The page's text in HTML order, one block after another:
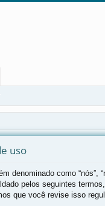
uso
denominado como
pelos seguintes
que você revise isso